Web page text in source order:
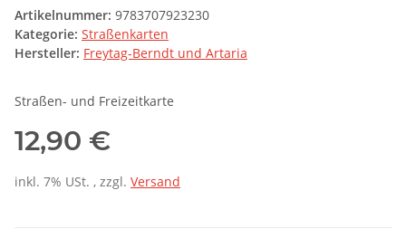
Artikelnummer: 9783707923230
Kategorie: Straßenkarten
Hersteller: Freytag-Berndt und Artaria
Straßen- und Freizeitkarte
12,90 €
inkl. 7% USt. , zzgl. Versand